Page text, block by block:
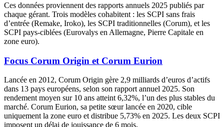
Ces données proviennent des rapports annuels 2025 publiés par
chaque gérant. Trois modèles cohabitent : les SCPI sans frais
d’entrée (Remake, Iroko), les SCPI traditionnelles (Corum), et les
SCPI pays-ciblées (Eurovalys en Allemagne, Pierre Capitale en
zone euro).
Focus Corum Origin et Corum Eurion
Lancée en 2012, Corum Origin gère 2,9 milliards d’euros d’actifs
dans 13 pays européens, selon son rapport annuel 2025. Son
rendement moyen sur 10 ans atteint 6,32%, l’un des plus stables du
marché. Corum Eurion, sa petite sœur lancée en 2020, cible
uniquement la zone euro et distribue 5,73% en 2025. Les deux SCPI
imposent un délai de jouissance de 6 mois.